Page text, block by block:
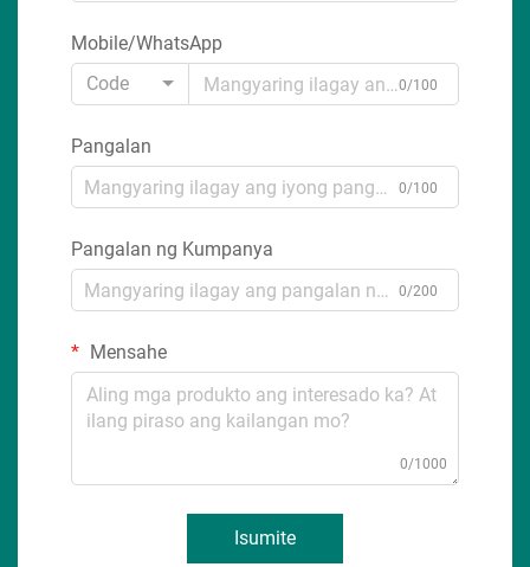
Mobile/WhatsApp
Code
0/100
Pangalan
0/100
Pangalan ng Kumpanya
0/200
Mensahe
0/1000
Isumite